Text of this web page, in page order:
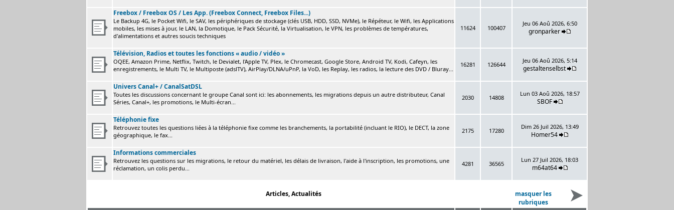
Freebox / Freebox OS / Les App. (Freebox Connect, Freebox Files...)
Le Backup 4G, le Pocket Wifi, le SAV, les périphériques de stockage (clés USB, HDD, SSD, NVMe), le Répéteur, le Wifi, les Applications
mobiles, les mises à jour, le LAN, la Domotique, le Pack Sécurité, la Virtualisation, le VPN, les problèmes de températures,
d'alimentations et autres soucis techniques
11624 100407
Jeu 06 Aoû 2026, 6:50
gronparker
Télévision, Radios et toutes les fonctions « audio / vidéo »
OQEE, Amazon Prime, Netflix, Twitch, le Devialet, l'Apple TV, Plex, le Chromecast, Google Store, Android TV, Kodi, Cafeyn, les
enregistrements, le Multi TV, le Multiposte (adslTV), AirPlay/DLNA/uPnP, la VoD, les Replay, les radios, la lecture des DVD / Bluray...
16281 126644
Jeu 06 Aoû 2026, 5:14
gestaltenselbst
Univers Canal+ / CanalSatDSL
Toutes les discussions concernant le groupe Canal sont ici: les abonnements, les migrations depuis un autre distributeur, Canal
Séries, Canal+, les promotions, le Multi-écran...
2030 14808
Lun 03 Aoû 2026, 18:57
SBOF
Téléphonie fixe
Retrouvez toutes les questions liées à la téléphonie fixe comme les branchements, la portabilité (incluant le RIO), le DECT, la zone
géographique, le fax...
2175 17280
Dim 26 Juil 2026, 13:49
Homer54
Informations commerciales
Retrouvez les questions sur les migrations, le retour du matériel, les délais de livraison, l'aide à l'inscription, les promotions, une
réclamation, un colis perdu...
4281 36565
Lun 27 Juil 2026, 18:03
m64at64
Articles, Actualités
masquer les
rubriques